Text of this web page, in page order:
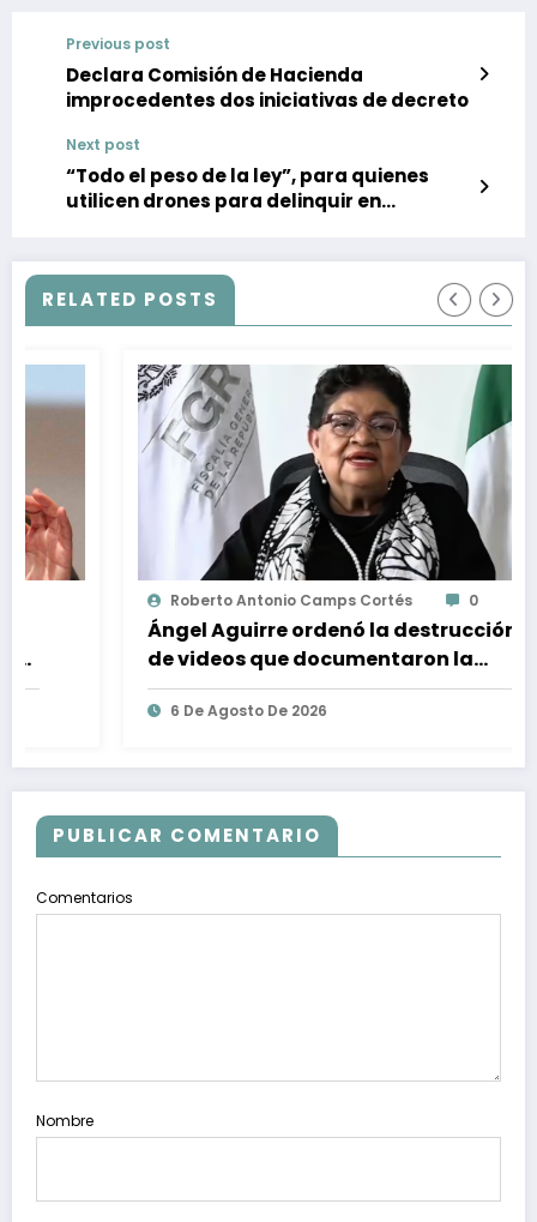
Previous post
Declara Comisión de Hacienda
improcedentes dos iniciativas de decreto
Next post
“Todo el peso de la ley”, para quienes
utilicen drones para delinquir en
RELATED POSTS
Roberto Antonio Camps Cortés 0
Ángel Aguirre ordenó la destrucción
de videos que documentaron la
desaparición de un grupo de los 43,
acusa la FGR
6 De Agosto De 2026
PUBLICAR COMENTARIO
Comentarios
Nombre